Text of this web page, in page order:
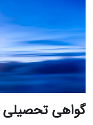
گواهی تحصیلی